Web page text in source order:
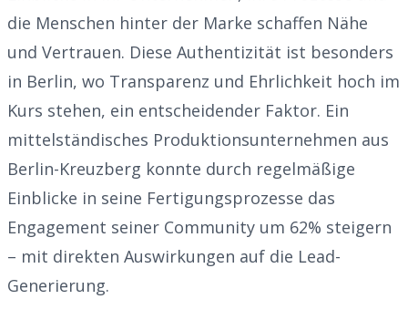
die Menschen hinter der Marke schaffen Nähe
und Vertrauen. Diese Authentizität ist besonders
in Berlin, wo Transparenz und Ehrlichkeit hoch im
Kurs stehen, ein entscheidender Faktor. Ein
mittelständisches Produktionsunternehmen aus
Berlin-Kreuzberg konnte durch regelmäßige
Einblicke in seine Fertigungsprozesse das
Engagement seiner Community um 62% steigern
– mit direkten Auswirkungen auf die Lead-
Generierung.